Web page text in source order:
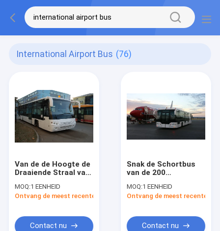
International Airport Bus (76)
Van de de Hoogte de
Draaiende Straal van
Capaciteit
Aangepaste Hoogte -
MOQ:1 EENHEID
Ontvang de meest recente Prijs
Contact nu
Snak de Schortbus
van de 200
190H52-Lood - Zure
Batterij
MOQ:1 EENHEID
Ontvang de meest recente
Contact nu